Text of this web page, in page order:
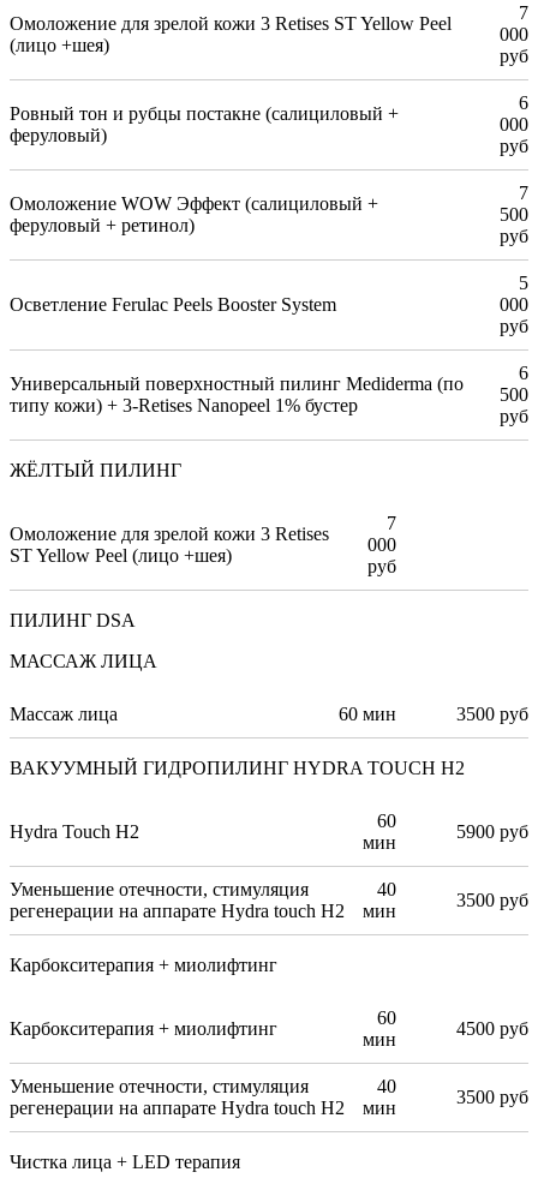
Омоложение для зрелой кожи 3 Retises ST Yellow Peel
(лицо +шея)
7
000
руб
Ровный тон и рубцы постакне (салициловый +
феруловый)
6
000
руб
Омоложение WOW Эффект (салициловый +
феруловый + ретинол)
7
500
руб
Осветление Ferulac Peels Booster System
5
000
руб
Универсальный поверхностный пилинг Mediderma (по
типу кожи) + 3-Retises Nanopeel 1% бустер
6
500
руб
ЖЁЛТЫЙ ПИЛИНГ
Омоложение для зрелой кожи 3 Retises
ST Yellow Peel (лицо +шея)
7
000
руб
ПИЛИНГ DSA
МАССАЖ ЛИЦА
Массаж лица 60 мин 3500 руб
ВАКУУМНЫЙ ГИДРОПИЛИНГ HYDRA TOUCH H2
Hydra Touch H2
60
мин
5900 руб
Уменьшение отечности, стимуляция
регенерации на аппарате Hydra touch H2
40
мин
3500 руб
Карбокситерапия + миолифтинг
Карбокситерапия + миолифтинг
60
мин
4500 руб
Уменьшение отечности, стимуляция
регенерации на аппарате Hydra touch H2
40
мин
3500 руб
Чистка лица + LED терапия